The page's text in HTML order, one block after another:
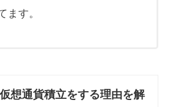
ます。
想通貨積立をする理由を解